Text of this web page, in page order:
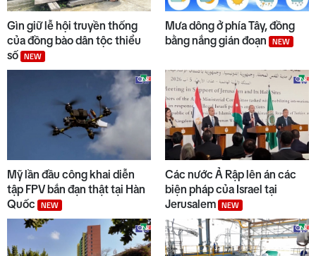
Gìn giữ lễ hội truyền thống
của đồng bào dân tộc thiểu
số
NEW
Mưa dông ở phía Tây, đồng
bằng nắng gián đoạn
NEW
Mỹ lần đầu công khai diễn
tập FPV bắn đạn thật tại Hàn
Quốc
NEW
Các nước Ả Rập lên án các
biện pháp của Israel tại
Jerusalem
NEW